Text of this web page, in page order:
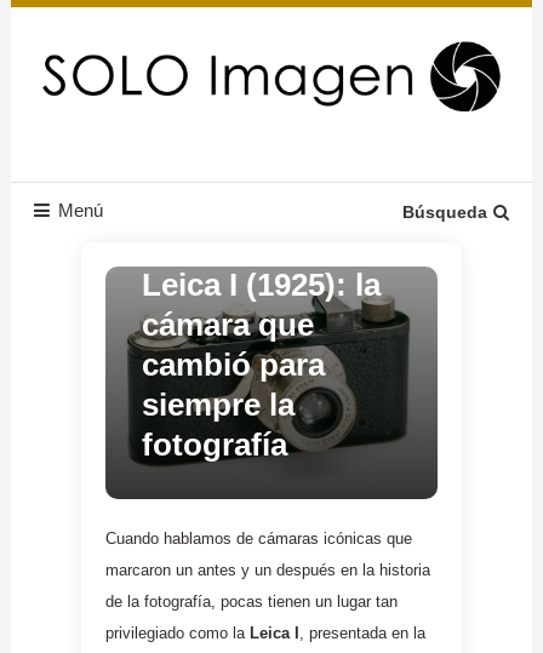
content
Menú Búsqueda
Leica I (1925): la
cámara que
cambió para
siempre la
fotografía
Cuando hablamos de cámaras icónicas que
marcaron un antes y un después en la historia
de la fotografía, pocas tienen un lugar tan
privilegiado como la Leica I , presentada en la